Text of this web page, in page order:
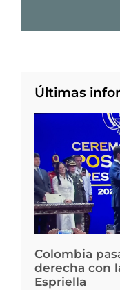
Últimas
Colombia
derecha con
Espriella